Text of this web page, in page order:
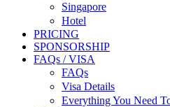
Singapore
Hotel
PRICING
SPONSORSHIP
FAQs / VISA
FAQs
Visa Details
Everything You Need